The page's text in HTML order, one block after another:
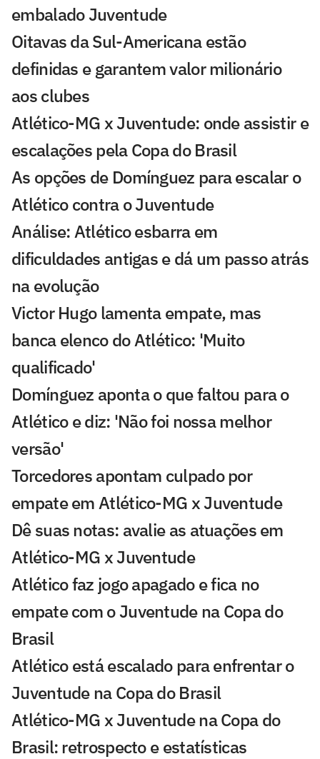
embalado Juventude
Oitavas da Sul-Americana estão
definidas e garantem valor milionário
aos clubes
Atlético-MG x Juventude: onde assistir e
escalações pela Copa do Brasil
As opções de Domínguez para escalar o
Atlético contra o Juventude
Análise: Atlético esbarra em
dificuldades antigas e dá um passo atrás
na evolução
Victor Hugo lamenta empate, mas
banca elenco do Atlético: 'Muito
qualificado'
Domínguez aponta o que faltou para o
Atlético e diz: 'Não foi nossa melhor
versão'
Torcedores apontam culpado por
empate em Atlético-MG x Juventude
Dê suas notas: avalie as atuações em
Atlético-MG x Juventude
Atlético faz jogo apagado e fica no
empate com o Juventude na Copa do
Brasil
Atlético está escalado para enfrentar o
Juventude na Copa do Brasil
Atlético-MG x Juventude na Copa do
Brasil: retrospecto e estatísticas